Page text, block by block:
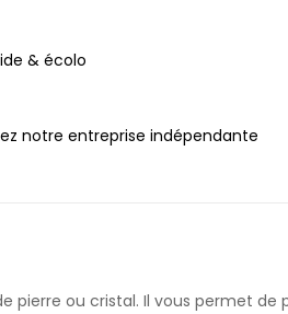
& écolo
notre entreprise indépendante
ou cristal. Il vous permet de